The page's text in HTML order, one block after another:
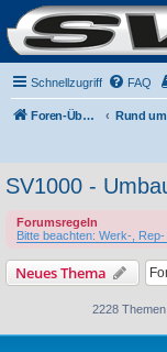
Schnellzugriff FAQ
Foren-Übersicht
SV1000 -
Forumsregeln
Bitte beachten: Werk-,
Neues Thema
2228 Themen